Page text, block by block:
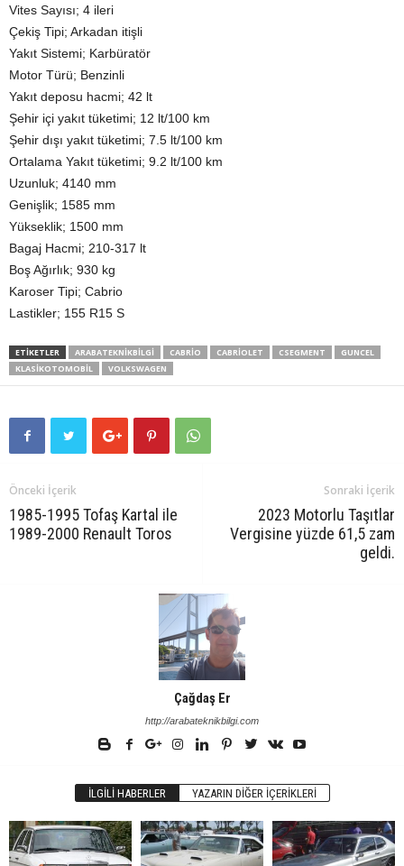
Vites Sayısı; 4 ileri
Çekiş Tipi; Arkadan itişli
Yakıt Sistemi; Karbüratör
Motor Türü; Benzinli
Yakıt deposu hacmi; 42 lt
Şehir içi yakıt tüketimi; 12 lt/100 km
Şehir dışı yakıt tüketimi; 7.5 lt/100 km
Ortalama Yakıt tüketimi; 9.2 lt/100 km
Uzunluk; 4140 mm
Genişlik; 1585 mm
Yükseklik; 1500 mm
Bagaj Hacmi; 210-317 lt
Boş Ağırlık; 930 kg
Karoser Tipi; Cabrio
Lastikler; 155 R15 S
ETIKETLER ARABATEKNIKBILGI CABRIO CABRIOLET CSEGMENT
GUNCEL
KLASIKOTOMOBIL
VOLKSWAGEN
Önceki İçerik
1985-1995 Tofaş Kartal ile
1989-2000 Renault Toros
Sonraki İçerik
2023 Motorlu Taşıtlar
Vergisine yüzde 61,5 zam
geldi.
Çağdaş Er
http://arabateknikbilgi.com
İLGILI HABERLER YAZARIN DIĞER İÇERIKLERI